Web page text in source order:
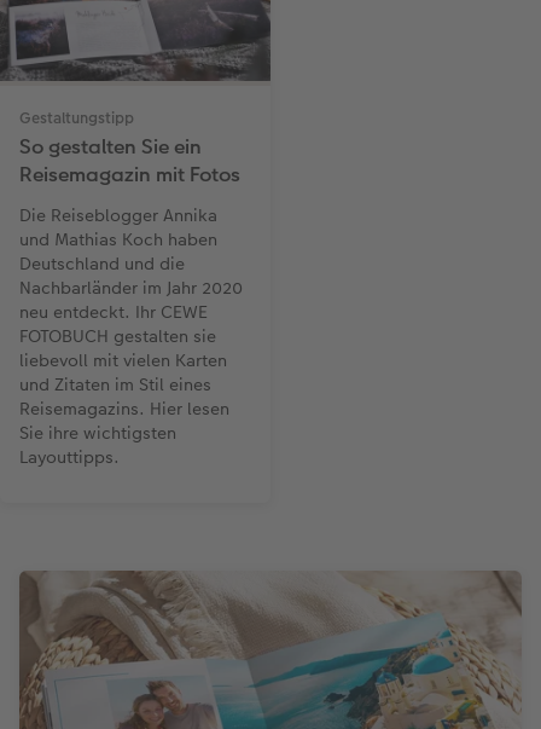
Gestaltungstipp
So gestalten Sie ein
Reisemagazin mit Fotos
Die Reiseblogger Annika
und Mathias Koch haben
Deutschland und die
Nachbarländer im Jahr 2020
neu entdeckt. Ihr CEWE
FOTOBUCH gestalten sie
liebevoll mit vielen Karten
und Zitaten im Stil eines
Reisemagazins. Hier lesen
Sie ihre wichtigsten
Layouttipps.